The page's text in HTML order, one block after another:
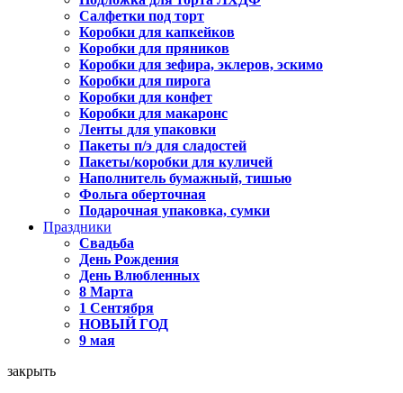
Салфетки под торт
Коробки для капкейков
Коробки для пряников
Коробки для зефира, эклеров, эскимо
Коробки для пирога
Коробки для конфет
Коробки для макаронс
Ленты для упаковки
Пакеты п/э для сладостей
Пакеты/коробки для куличей
Наполнитель бумажный, тишью
Фольга оберточная
Подарочная упаковка, сумки
Праздники
Свадьба
День Рождения
День Влюбленных
8 Марта
1 Сентября
НОВЫЙ ГОД
9 мая
закрыть